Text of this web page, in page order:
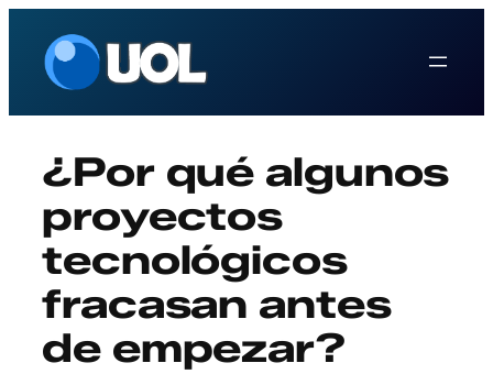
contenido
¿Por qué algunos
proyectos
tecnológicos
fracasan antes
de empezar?